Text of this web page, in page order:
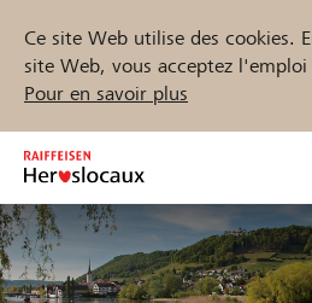
Ce site Web utilise des cookies.
site Web, vous acceptez l'emploi
Pour en savoir plus
Inhalt
springen
Démarrez